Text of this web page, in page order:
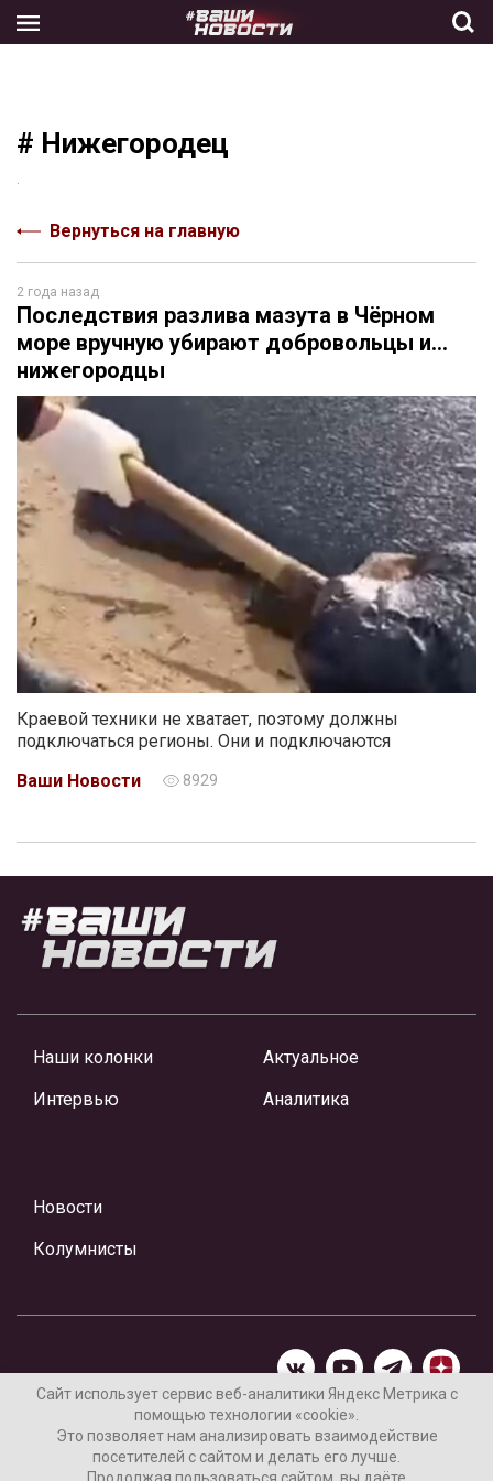
the
# Нижегородец
Вернуться на главную
2 года назад
Последствия разлива мазута в Чёрном
море вручную убирают добровольцы и...
нижегородцы
Краевой техники не хватает, поэтому должны
подключаться регионы. Они и подключаются
Ваши Новости
8929
Наши колонки
Интервью
Актуальное
Аналитика
Новости
Колумнисты
Материалы предоставлены редакцией Интернет-газеты
«Ваши новости»
Сайт использует сервис веб-аналитики Яндекс Метрика с
помощью технологии «cookie».
Это позволяет нам анализировать взаимодействие
посетителей с сайтом и делать его лучше.